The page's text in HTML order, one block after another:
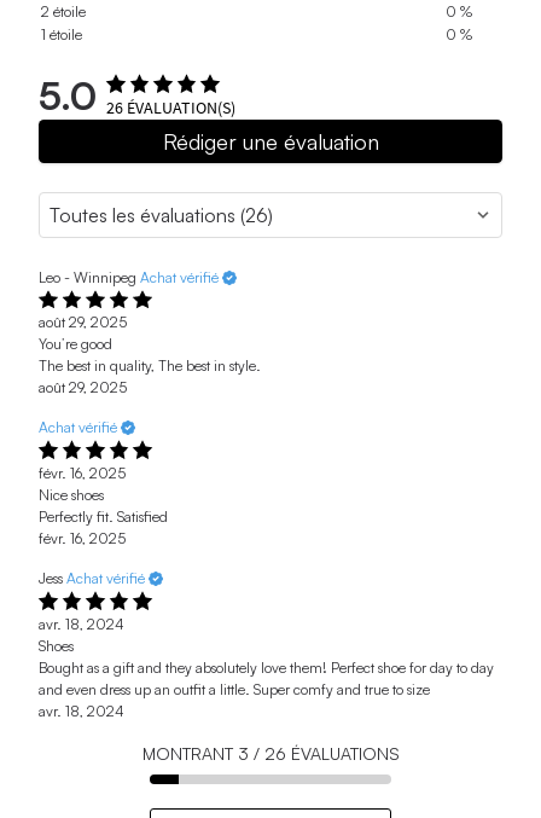
2 étoile
0 %
1 étoile
0 %
5.0 26 ÉVALUATION(S)
Rédiger une évaluation
Leo - Winnipeg Achat vérifié
août 29, 2025
You’re good
The best in quality, The best in style.
août 29, 2025
Achat vérifié
févr. 16, 2025
Nice shoes
Perfectly fit. Satisfied
févr. 16, 2025
Jess Achat vérifié
avr. 18, 2024
Shoes
Bought as a gift and they absolutely love them! Perfect shoe for day to day
and even dress up an outfit a little. Super comfy and true to size
avr. 18, 2024
MONTRANT 3 / 26 ÉVALUATIONS